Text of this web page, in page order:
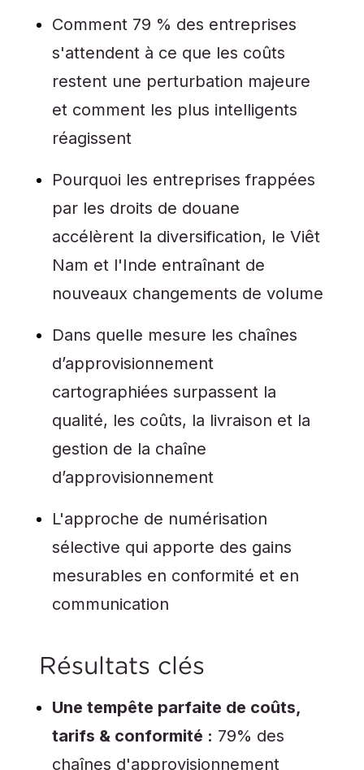
Comment 79 % des entreprises
s'attendent à ce que les coûts
restent une perturbation majeure
et comment les plus intelligents
réagissent
Pourquoi les entreprises frappées
par les droits de douane
accélèrent la diversification, le Viêt
Nam et l'Inde entraînant de
nouveaux changements de volume
Dans quelle mesure les chaînes
d’approvisionnement
cartographiées surpassent la
qualité, les coûts, la livraison et la
gestion de la chaîne
d’approvisionnement
L'approche de numérisation
sélective qui apporte des gains
mesurables en conformité et en
communication
Résultats clés
Une tempête parfaite de coûts,
tarifs & conformité : 79% des
chaînes d'approvisionnement